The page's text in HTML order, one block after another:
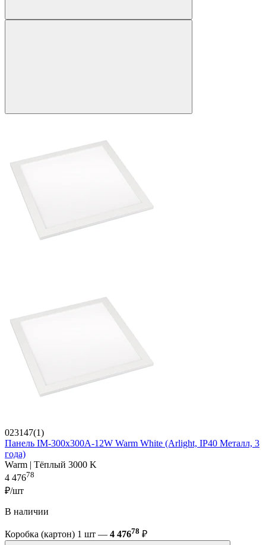
023147(1)
Панель IM-300x300A-12W Warm White (Arlight, IP40 Металл, 3
года)
Warm | Тёплый 3000 K
4 47678
₽/шт
В наличии
Коробка (картон) 1 шт — 4 47678 ₽